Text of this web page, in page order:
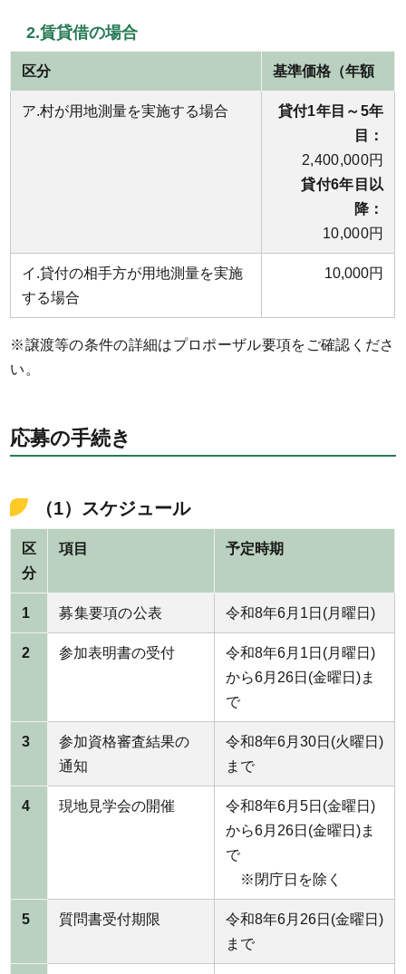
2.賃貸借の場合
区分 基準価格（年額
ア.村が用地測量を実施する場合
貸付1年目～5年
目：
2,400,000円
貸付6年目以
降：
10,000円
イ.貸付の相手方が用地測量を実施
する場合
10,000円
※譲渡等の条件の詳細はプロポーザル要項をご確認くださ
い。
応募の手続き
（1）スケジュール
区
分
項目 予定時期
1 募集要項の公表 令和8年6月1日(月曜日)
2 参加表明書の受付
令和8年6月1日(月曜日)
から6月26日(金曜日)ま
で
3
参加資格審査結果の
通知
令和8年6月30日(火曜日)
まで
4 現地見学会の開催
令和8年6月5日(金曜日)
から6月26日(金曜日)ま
で
※閉庁日を除く
5 質問書受付期限
令和8年6月26日(金曜日)
まで